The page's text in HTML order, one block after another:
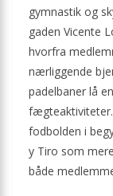
gymnastik og
gaden Vicente
hvorfra
nærliggende
padelbaner lå
fodbolden i
y Tiro som
både